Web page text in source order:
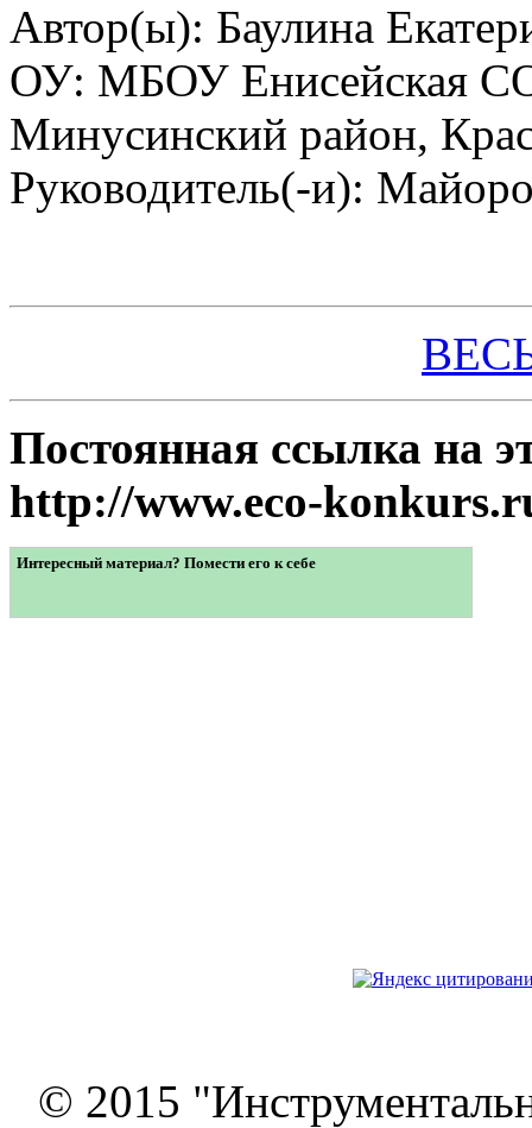
Автор(ы): Баулина
ОУ: МБОУ Енисейская
Минусинский район,
Руководитель(-и):
Постоянная ссылка
http://www.eco-
Интересный материал? Помести его к себе
© 2015